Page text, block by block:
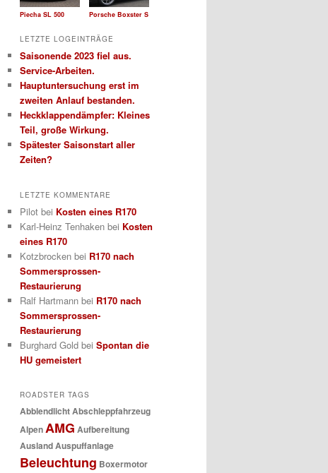
Piecha SL 500 Porsche Boxster S
LETZTE LOGEINTRÄGE
Saisonende 2023 fiel aus.
Service-Arbeiten.
Hauptuntersuchung erst im
zweiten Anlauf bestanden.
Heckklappendämpfer: Kleines
Teil, große Wirkung.
Spätester Saisonstart aller
Zeiten?
LETZTE KOMMENTARE
Pilot bei Kosten eines R170
Karl-Heinz Tenhaken bei Kosten
eines R170
Kotzbrocken bei R170 nach
Sommersprossen-
Restaurierung
Ralf Hartmann bei R170 nach
Sommersprossen-
Restaurierung
Burghard Gold bei Spontan die
HU gemeistert
ROADSTER TAGS
AbblendlichtAbschleppfahrzeug
AlpenAMG Aufbereitung
AuslandAuspuffanlage
Beleuchtung Boxermotor